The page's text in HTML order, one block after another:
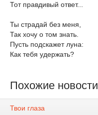
Тот правдивый ответ...
Ты страдай без меня,
Так хочу о том знать.
Пусть подскажет луна:
Как тебя удержать?
Похожие новости
Твои глаза